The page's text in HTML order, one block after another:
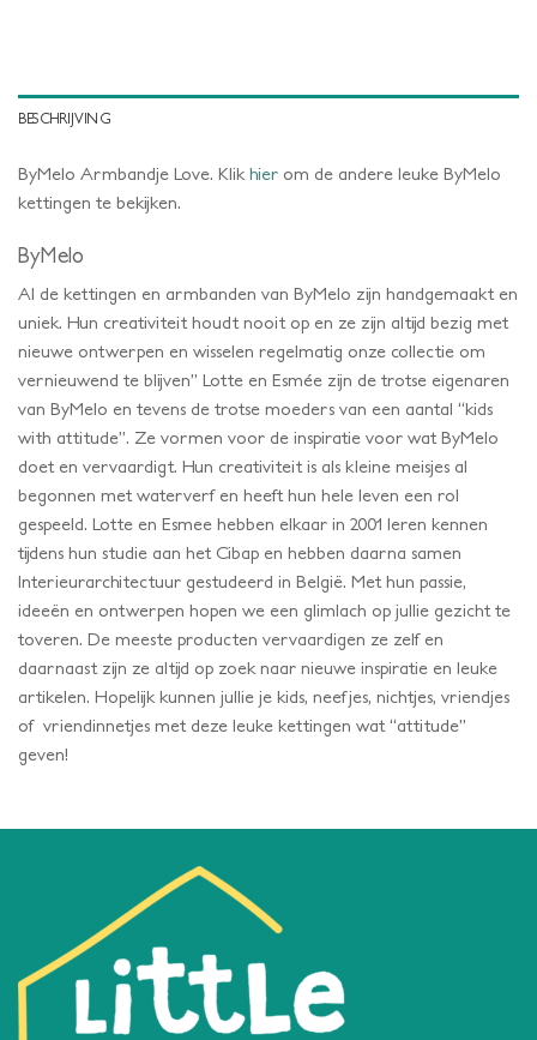
BESCHRIJVING
ByMelo Armbandje Love. Klikhier om de andere leuke ByMelo
kettingen te bekijken.
ByMelo
Al de kettingen en armbanden van ByMelo zijn handgemaakt en
uniek. Hun creativiteit houdt nooit op en ze zijn altijd bezig met
nieuwe ontwerpen en wisselen regelmatig onze collectie om
vernieuwend te blijven” Lotte en Esmée zijn de trotse eigenaren
van ByMelo en tevens de trotse moeders van een aantal “kids
with attitude’’. Ze vormen voor de inspiratie voor wat ByMelo
doet en vervaardigt. Hun creativiteit is als kleine meisjes al
begonnen met waterverf en heeft hun hele leven een rol
gespeeld. Lotte en Esmee hebben elkaar in 2001 leren kennen
tijdens hun studie aan het Cibap en hebben daarna samen
Interieurarchitectuur gestudeerd in België. Met hun passie,
ideeën en ontwerpen hopen we een glimlach op jullie gezicht te
toveren. De meeste producten vervaardigen ze zelf en
daarnaast zijn ze altijd op zoek naar nieuwe inspiratie en leuke
artikelen. Hopelijk kunnen jullie je kids, neefjes, nichtjes, vriendjes
of vriendinnetjes met deze leuke kettingen wat “attitude”
geven!